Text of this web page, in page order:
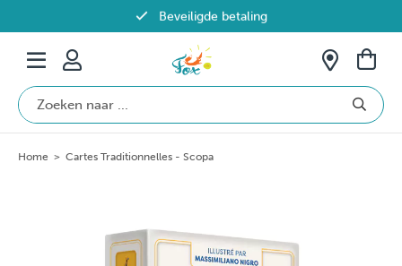
Beveiligde betaling
Gratis verzending vanaf €69 in België
Home > Cartes Traditionnelles - Scopa